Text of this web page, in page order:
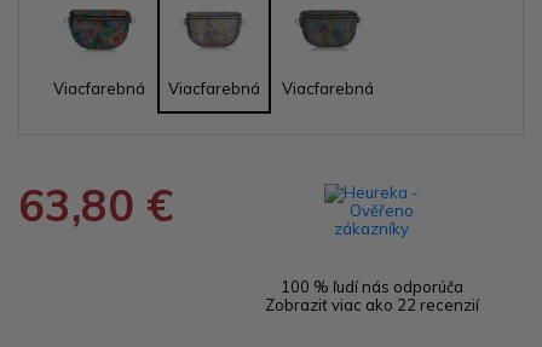
Viacfarebná Viacfarebná Viacfarebná
63,80 €
100 % ľudí nás odporúča
Zobraziť viac ako 22 recenzií